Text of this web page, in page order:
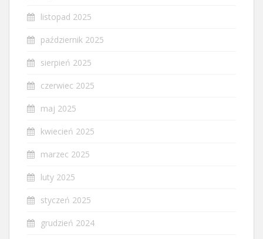
listopad 2025
październik 2025
sierpień 2025
czerwiec 2025
maj 2025
kwiecień 2025
marzec 2025
luty 2025
styczeń 2025
grudzień 2024